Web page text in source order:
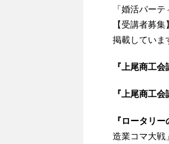
「婚活パー
【受講者募
掲載していま
『上尾商工会
『上尾商工会
『ロータリー
造業コマ大戦